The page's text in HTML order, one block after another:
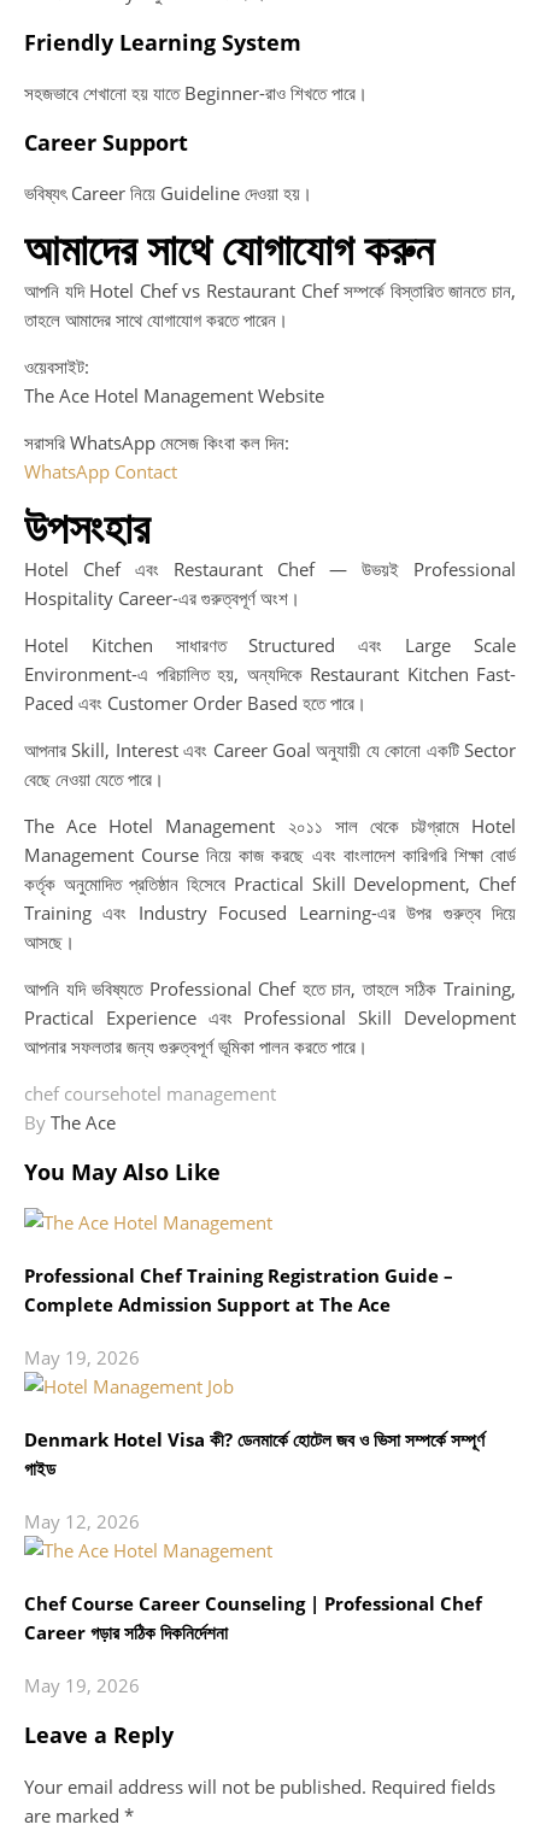
Friendly Learning System
সহজভাবে শেখানো হয় যাতে Beginner-রাও শিখতে পারে।
Career Support
ভবিষ্যৎ Career নিয়ে Guideline দেওয়া হয়।
আমাদের সাথে যোগাযোগ করুন
আপনি যদি Hotel Chef vs Restaurant Chef সম্পর্কে বিস্তারিত জানতে চান,
তাহলে আমাদের সাথে যোগাযোগ করতে পারেন।
ওয়েবসাইট:
The Ace Hotel Management Website
সরাসরি WhatsApp মেসেজ কিংবা কল দিন:
WhatsApp Contact
উপসংহার
Hotel Chef এবং Restaurant Chef — উভয়ই Professional
Hospitality Career-এর গুরুত্বপূর্ণ অংশ।
Hotel Kitchen সাধারণত Structured এবং Large Scale
Environment-এ পরিচালিত হয়, অন্যদিকে Restaurant Kitchen Fast-
Paced এবং Customer Order Based হতে পারে।
আপনার Skill, Interest এবং Career Goal অনুযায়ী যে কোনো একটি Sector
বেছে নেওয়া যেতে পারে।
The Ace Hotel Management ২০১১ সাল থেকে চট্টগ্রামে Hotel
Management Course নিয়ে কাজ করছে এবং বাংলাদেশ কারিগরি শিক্ষা বোর্ড
কর্তৃক অনুমোদিত প্রতিষ্ঠান হিসেবে Practical Skill Development, Chef
Training এবং Industry Focused Learning-এর উপর গুরুত্ব দিয়ে
আসছে।
আপনি যদি ভবিষ্যতে Professional Chef হতে চান, তাহলে সঠিক Training,
Practical Experience এবং Professional Skill Development
আপনার সফলতার জন্য গুরুত্বপূর্ণ ভূমিকা পালন করতে পারে।
chef coursehotel management
By The Ace
You May Also Like
Professional Chef Training Registration Guide –
Complete Admission Support at The Ace
May 19, 2026
Denmark Hotel Visa কী? ডেনমার্কে হোটেল জব ও ভিসা সম্পর্কে সম্পূর্ণ
গাইড
May 12, 2026
Chef Course Career Counseling | Professional Chef
Career গড়ার সঠিক দিকনির্দেশনা
May 19, 2026
Leave a Reply
Your email address will not be published. Required fields
are marked *